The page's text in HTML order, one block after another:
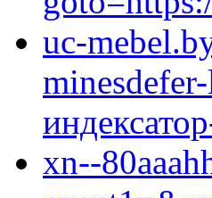
uc-
xn--